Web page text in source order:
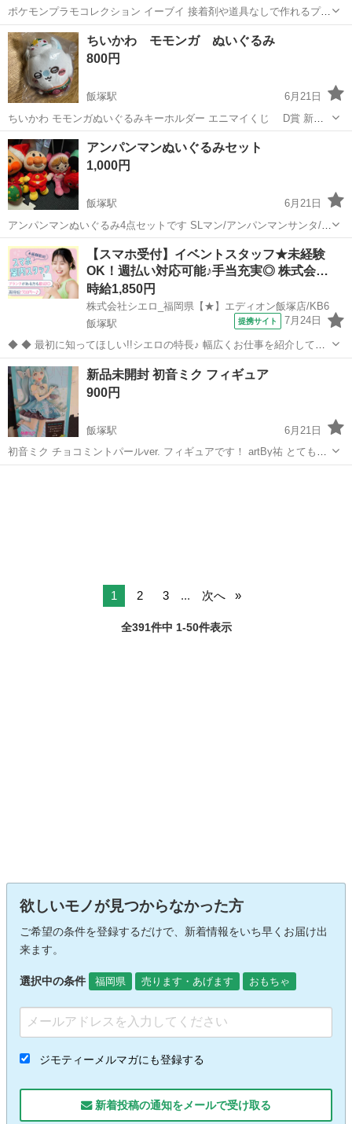
ポケモンプラモコレクション イーブイ 接着剤や道具なしで作れるプラ
モ！ 足を前後に動かせる！前足を開ける！おすわりポーズもできる！
しっぽを動かせる！ 顔もにっこりの顔も選べます♪ 他サイトにも出品
している為売れ次第削除し...
福岡 飯塚市 飯塚駅 イーブイ
ちいかわ モモンガ ぬいぐるみ
800円
飯塚駅
6月21日
ちいかわ モモンガぬいぐるみキーホルダー エニマイくじ D賞 新品
被ってしまったので出品いたします。
福岡 飯塚市 飯塚駅 おもちゃ
アンパンマンぬいぐるみセット
1,000円
飯塚駅
6月21日
アンパンマンぬいぐるみ4点セットです SLマン/アンパンマンサンタ/ア
ンパンマン/赤ちゃんマンです！ ぬいぐるみのアンパンマンは全然好き
じゃなかったみたいで全く遊ばずずっと袋の中に眠っておりました！
なのでとてと綺麗です アン...
福岡 飯塚市 おもちゃ アンパンマン
【スマホ受付】イベントスタッフ★未経験
OK！週払い対応可能♪手当充実◎ 株式会…
時給1,850円
株式会社シエロ_福岡県【★】エディオン飯塚店/KB6
飯塚駅
提携サイト 7月24日
◆ ◆ 最初に知ってほしい!!シエロの特長♪ 幅広くお仕事を紹介してい
る当社！ 専任のコーディネーターがあなたの希望をしっかりお伺いし
て、お仕事探しに丁寧に向き合います！ ＼＼うれしい高収入×週払い♪
／／ 高収入でしっか...
福岡 飯塚市 飯塚駅 受付
新品未開封 初音ミク フィギュア
900円
飯塚駅
6月21日
初音ミク チョコミントパールver. フィギュアです！ artBy祐 とても可
愛いです(*´ω`*)片付けていてコレクション整理の為出品です♪ 他サイト
1 2 3 ... 次へ
全391件中 1-50件表示
欲しいモノが見つからなかった方
ご希望の条件を登録するだけで、新着情報をいち早くお届け出
来ます。
選択中の条件 福岡県 売ります・あげます おもちゃ
ジモティーメルマガにも登録する
新着投稿の通知をメールで受け取る